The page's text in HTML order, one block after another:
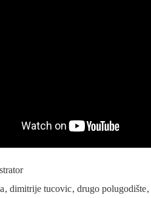
dimitrije tucovic drugo polugodište